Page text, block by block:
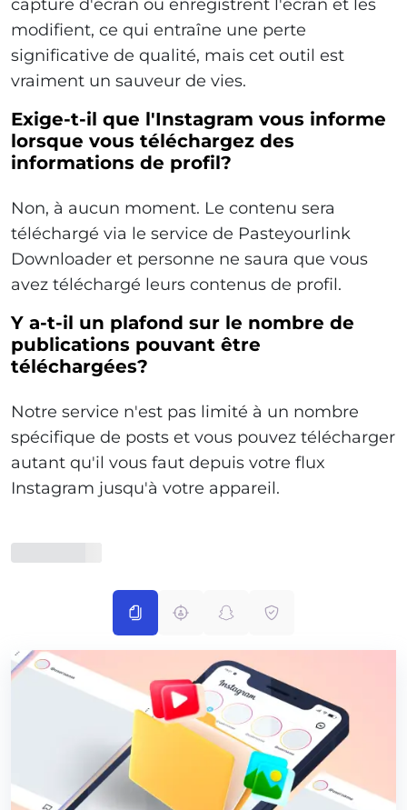
capture d'écran ou enregistrent l'écran et les
modifient, ce qui entraîne une perte
significative de qualité, mais cet outil est
vraiment un sauveur de vies.
Exige-t-il que l'Instagram vous informe
lorsque vous téléchargez des
informations de profil?
Non, à aucun moment. Le contenu sera
téléchargé via le service de Pasteyourlink
Downloader et personne ne saura que vous
avez téléchargé leurs contenus de profil.
Y a-t-il un plafond sur le nombre de
publications pouvant être
téléchargées?
Notre service n'est pas limité à un nombre
spécifique de posts et vous pouvez télécharger
autant qu'il vous faut depuis votre flux
Instagram jusqu'à votre appareil.